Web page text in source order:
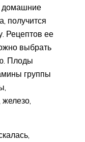
домашние
получится
Рецептов ее
выбрать
Плоды
группы